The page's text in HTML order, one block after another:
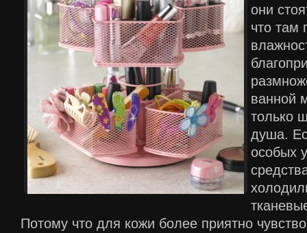
они
что там
ванной
только
душа.
особых
Потому что для кожи более приятно